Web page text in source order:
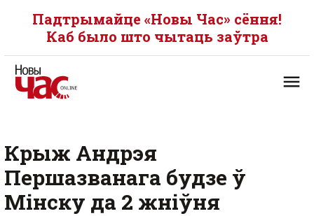
Падтрымайце «Новы Час» сёння!
Каб было што чытаць заўтра
Крыж Андрэя
Першазванага будзе ў
Мінску да 2 жніўня